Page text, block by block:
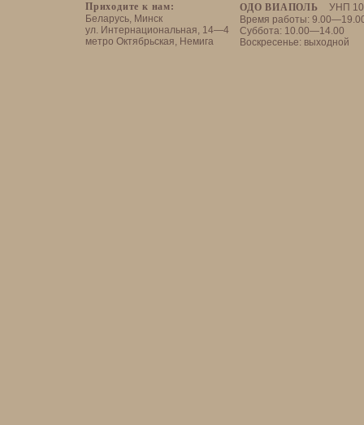
ОДО ВИАПОЛЬ
УНП
Время работы:
Суббота: 10.00—14.00
Воскресенье: выходной
Приходите к нам:
Беларусь, Минск
ул. Интернациональная, 14—4
метро Октябрьская, Немига